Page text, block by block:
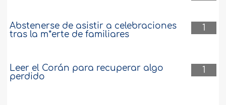
1
Abstenerse de asistir a celebraciones
tras la m*erte de familiares
1
Leer el Corán para recuperar algo
perdido